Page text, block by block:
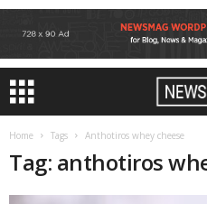
Home Tags Anthotiros whey cheese
Tag: anthotiros